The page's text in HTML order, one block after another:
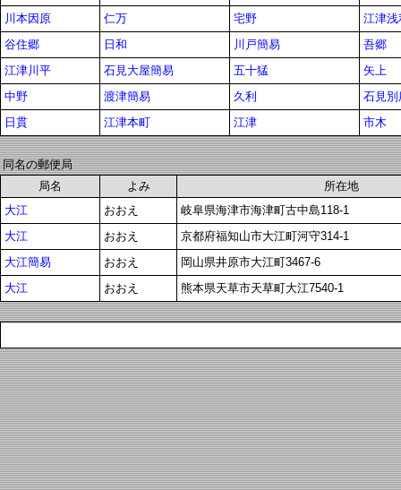
川本因原
仁万 宅野
江津浅
谷住郷
日和 川戸簡易
吾郷
江津川平
石見大屋簡易 五十猛
矢上
中野
渡津簡易 久利
石見別
日貫
江津本町 江津 市木
同名の郵便局
局名
よみ
所在地
大江
おおえ
岐阜県海津市海津町古中島118-1
大江
おおえ
京都府福知山市大江町河守314-1
大江簡易
おおえ
岡山県井原市大江町3467-6
大江
おおえ 熊本県天草市天草町大江7540-1